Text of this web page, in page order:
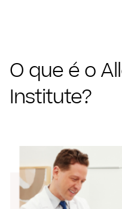
O que é o
Institute?